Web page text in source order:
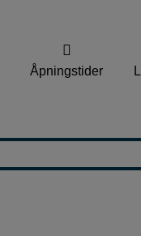
Åpningstider